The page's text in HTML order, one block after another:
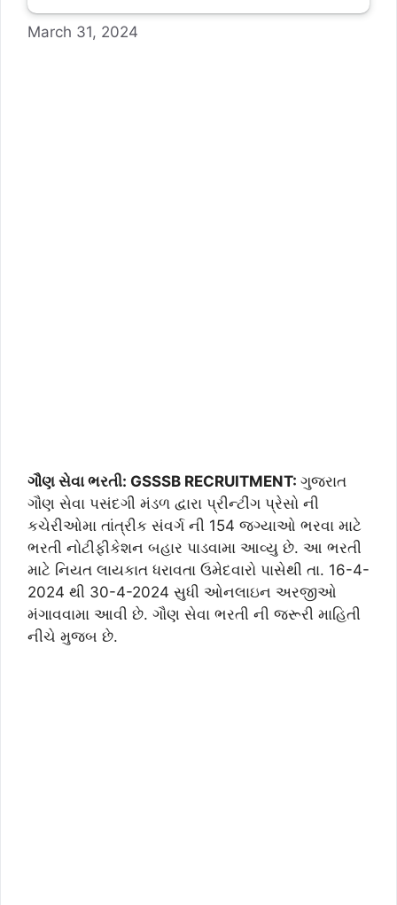
March 31, 2024
ગૌણ સેવા ભરતી: GSSSB RECRUITMENT: ગુજરાત
ગૌણ સેવા પસંદગી મંડળ દ્વારા પ્રીન્ટીંગ પ્રેસો ની
કચેરીઓમા તાંત્રીક સંવર્ગ ની 154 જગ્યાઓ ભરવા માટે
ભરતી નોટીફીકેશન બહાર પાડવામા આવ્યુ છે. આ ભરતી
માટે નિયત લાયકાત ધરાવતા ઉમેદવારો પાસેથી તા. 16-4-
2024 થી 30-4-2024 સુધી ઓનલાઇન અરજીઓ
મંગાવવામા આવી છે. ગૌણ સેવા ભરતી ની જરૂરી માહિતી
નીચે મુજબ છે.